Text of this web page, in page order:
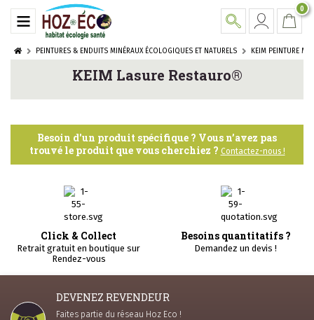
0
PEINTURES & ENDUITS MINÉRAUX ÉCOLOGIQUES ET NATURELS KEIM PEINTURE
KEIM Lasure Restauro®
Besoin d'un produit spécifique ? Vous n’avez pas
trouvé le produit que vous cherchiez ? Contactez-nous !
Click & Collect
Retrait gratuit en boutique sur
Rendez-vous
Besoins quantitatifs ?
Demandez un devis !
DEVENEZ REVENDEUR
Faites partie du réseau Hoz Eco !